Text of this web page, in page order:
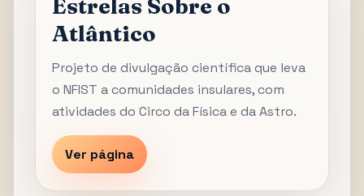
Estrelas Sobre o
Atlântico
Projeto de divulgação científica que leva
o NFIST a comunidades insulares, com
atividades do Circo da Física e da Astro.
Ver página